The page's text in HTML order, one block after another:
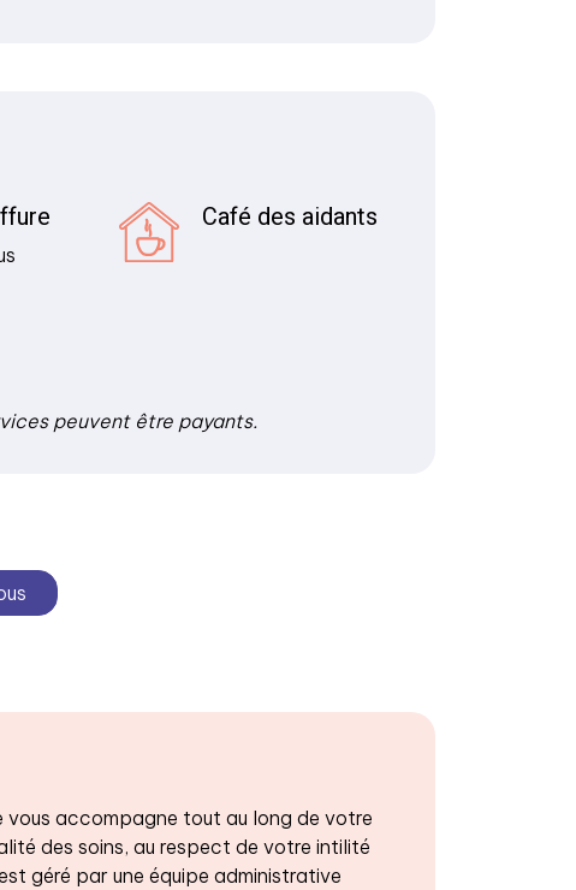
Café des aidants
peuvent être payants.
vous accompagne tout au long de votre
des soins, au respect de votre intilité
géré par une équipe administrative